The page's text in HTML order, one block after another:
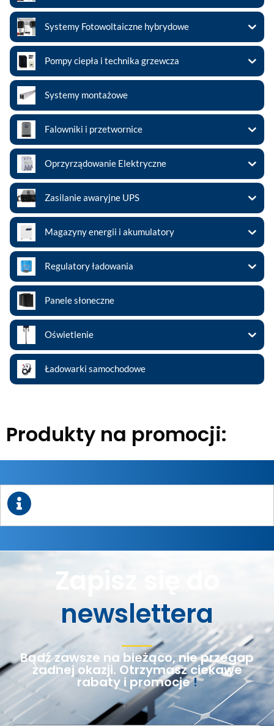
Systemy Fotowoltaiczne hybrydowe
Pompy ciepła i technika grzewcza
Systemy montażowe
Falowniki i przetwornice
Oprzyrządowanie Elektryczne
Zasilanie awaryjne UPS
Magazyny energii i akumulatory
Regulatory ładowania
Panele słoneczne
Oświetlenie
Ładowarki samochodowe
Produkty na promocji:
Zapisz się do
newslettera
Bądź zawsze na bieżąco, nie przegap
żadnej okazji. Otrzymasz ciekawe
rabaty i promocje!